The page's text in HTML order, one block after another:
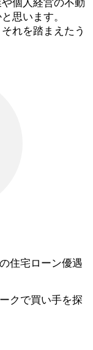
個人経営の不動
思います。
れを踏まえたう
住宅ローン優遇
クで買い手を探